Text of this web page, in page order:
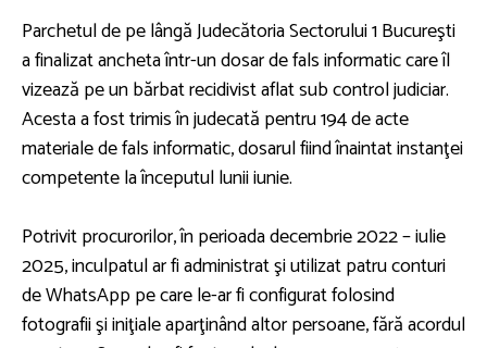
Parchetul de pe lângă Judecătoria Sectorului 1 Bucureşti
a finalizat ancheta într-un dosar de fals informatic care îl
vizează pe un bărbat recidivist aflat sub control judiciar.
Acesta a fost trimis în judecată pentru 194 de acte
materiale de fals informatic, dosarul fiind înaintat instanţei
competente la începutul lunii iunie.
Potrivit procurorilor, în perioada decembrie 2022 – iulie
2025, inculpatul ar fi administrat şi utilizat patru conturi
de WhatsApp pe care le-ar fi configurat folosind
fotografii şi iniţiale aparţinând altor persoane, fără acordul